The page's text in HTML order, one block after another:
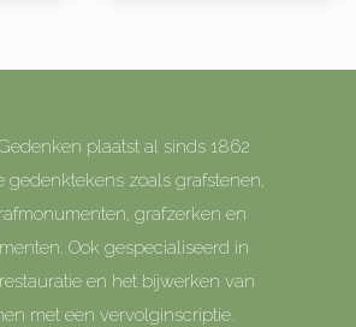
plaatst al sinds 1862
gedenktekens zoals grafstenen,
grafzerken en
Ook gespecialiseerd in
en het bijwerken van
met een vervolginscriptie.